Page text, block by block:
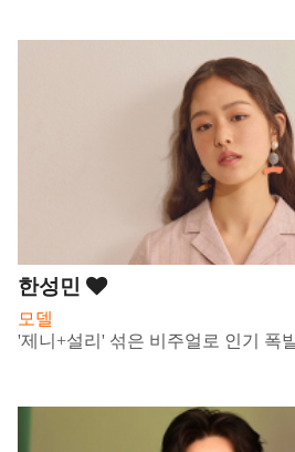
한성민
모델
'제니+설리' 섞은 비주얼로 인기 폭